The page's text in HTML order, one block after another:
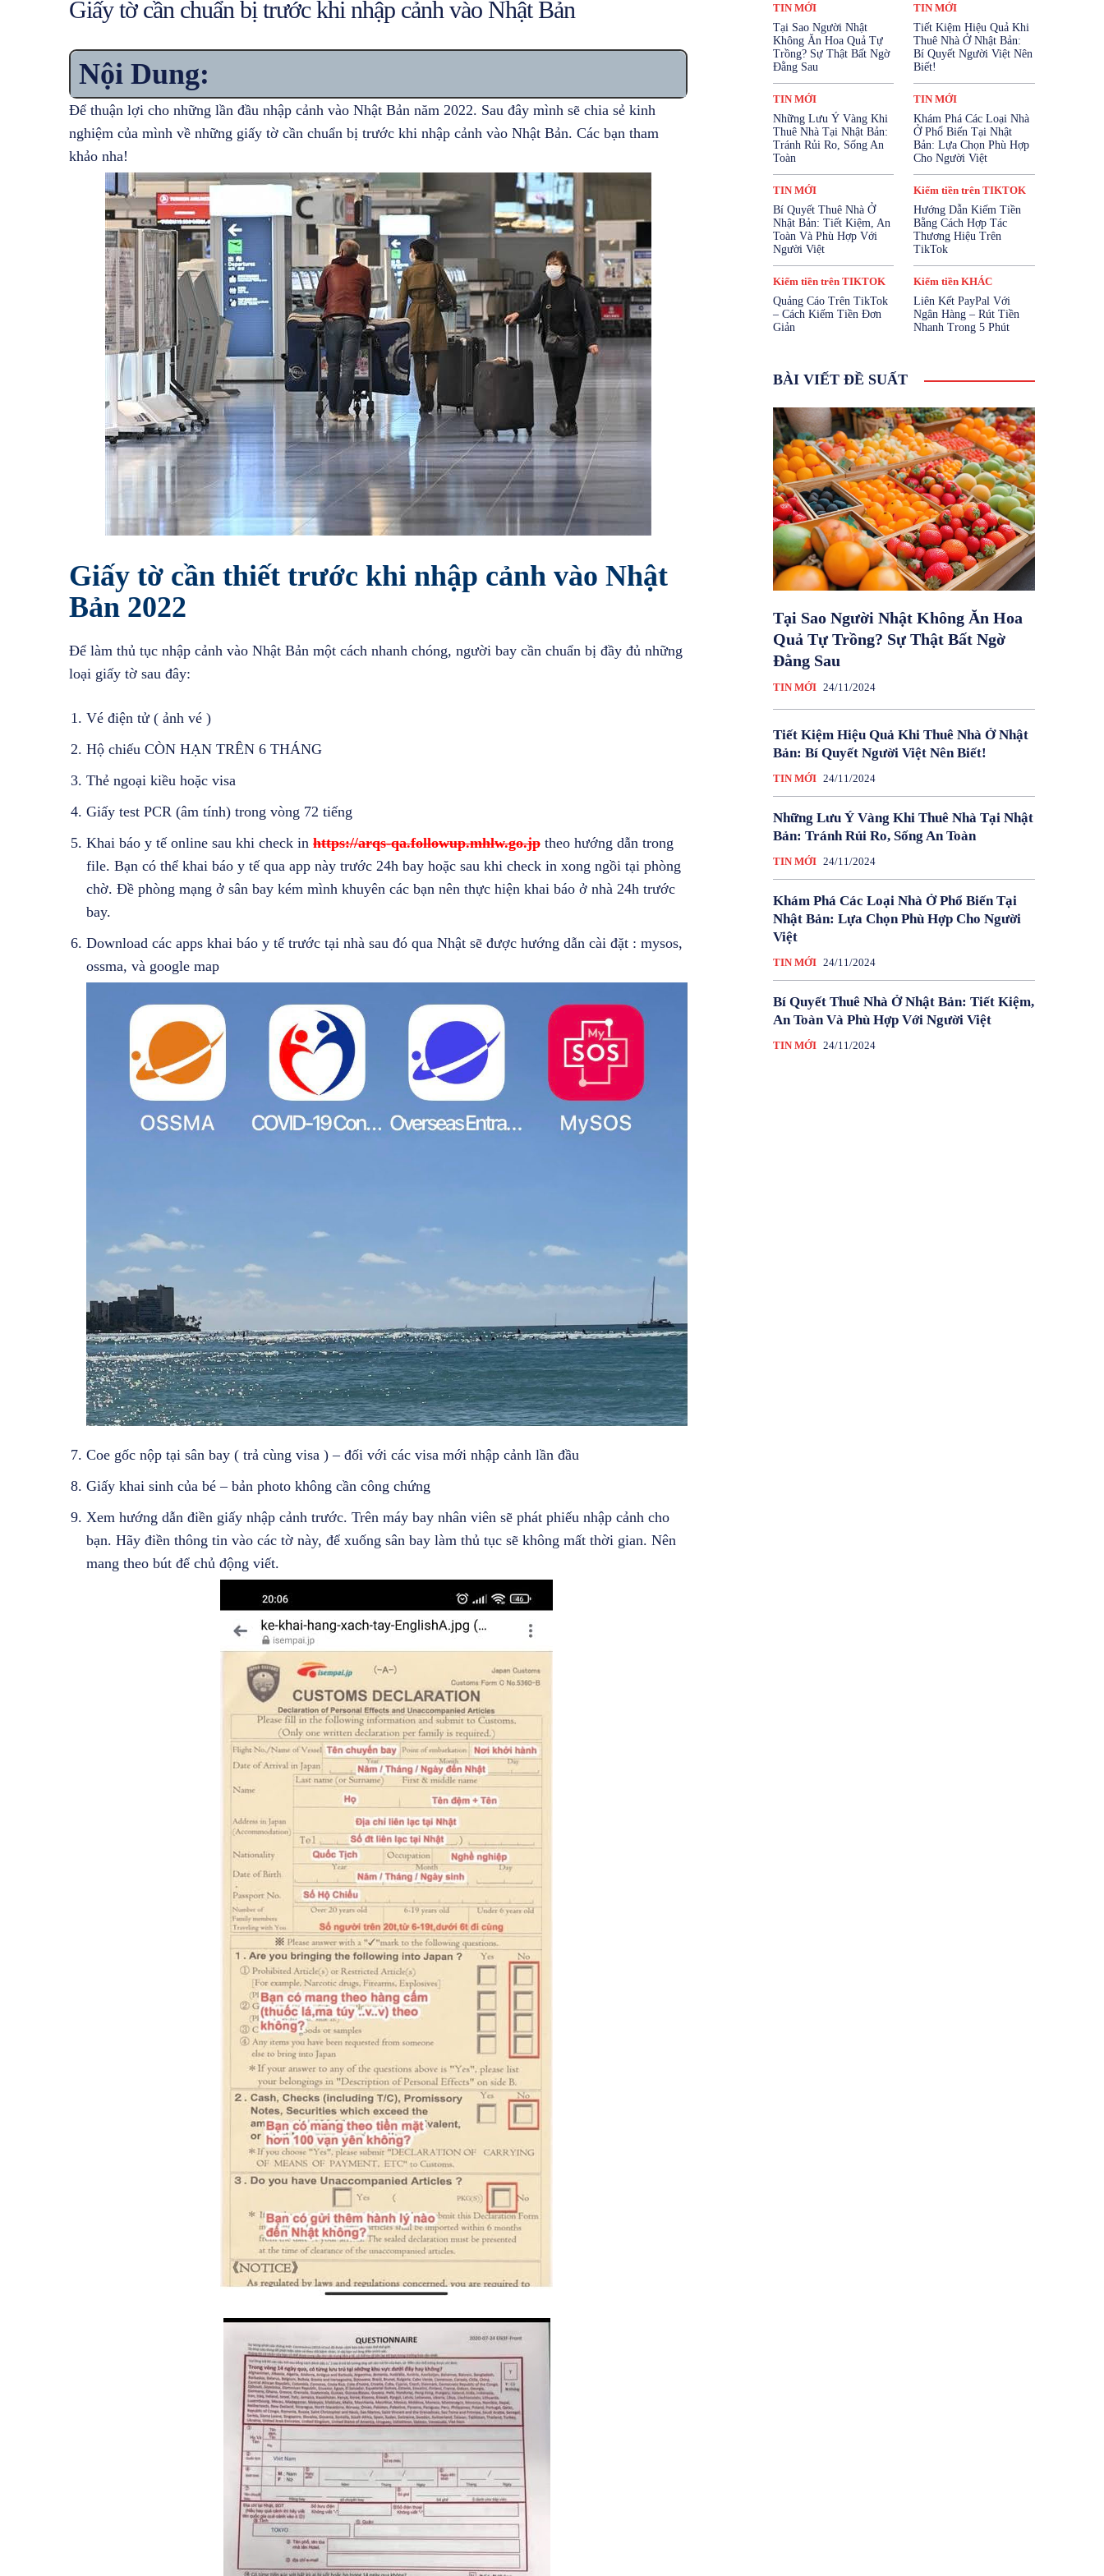
Giấy tờ cần chuẩn bị trước khi nhập cảnh vào Nhật Bản
Nội Dung:
Để thuận lợi cho những lần đầu nhập cảnh vào Nhật Bản năm 2022. Sau đây mình sẽ chia sẻ kinh
nghiệm của mình về những giấy tờ cần chuẩn bị trước khi nhập cảnh vào Nhật Bản. Các bạn tham
khảo nha!
Giấy tờ cần thiết trước khi nhập cảnh vào Nhật
Bản 2022
Để làm thủ tục nhập cảnh vào Nhật Bản một cách nhanh chóng, người bay cần chuẩn bị đầy đủ những
loại giấy tờ sau đây:
Vé điện tử ( ảnh vé )
Hộ chiếu CÒN HẠN TRÊN 6 THÁNG
Thẻ ngoại kiều hoặc visa
Giấy test PCR (âm tính) trong vòng 72 tiếng
Khai báo y tế online sau khi check in https://arqs-qa.followup.mhlw.go.jp theo hướng dẫn trong
file. Bạn có thể khai báo y tế qua app này trước 24h bay hoặc sau khi check in xong ngồi tại phòng
chờ. Đề phòng mạng ở sân bay kém mình khuyên các bạn nên thực hiện khai báo ở nhà 24h trước
bay.
Download các apps khai báo y tế trước tại nhà sau đó qua Nhật sẽ được hướng dẫn cài đặt : mysos,
ossma, và google map
Coe gốc nộp tại sân bay ( trả cùng visa ) – đối với các visa mới nhập cảnh lần đầu
Giấy khai sinh của bé – bản photo không cần công chứng
Xem hướng dẫn điền giấy nhập cảnh trước. Trên máy bay nhân viên sẽ phát phiếu nhập cảnh cho
bạn. Hãy điền thông tin vào các tờ này, để xuống sân bay làm thủ tục sẽ không mất thời gian. Nên
mang theo bút để chủ động viết.
TIN MỚI
Tại Sao Người Nhật
Không Ăn Hoa Quả Tự
Trồng? Sự Thật Bất Ngờ
Đằng Sau
TIN MỚI
Tiết Kiệm Hiệu Quả Khi
Thuê Nhà Ở Nhật Bản:
Bí Quyết Người Việt Nên
Biết!
TIN MỚI
Những Lưu Ý Vàng Khi
Thuê Nhà Tại Nhật Bản:
Tránh Rủi Ro, Sống An
Toàn
TIN MỚI
Khám Phá Các Loại Nhà
Ở Phổ Biến Tại Nhật
Bản: Lựa Chọn Phù Hợp
Cho Người Việt
TIN MỚI
Bí Quyết Thuê Nhà Ở
Nhật Bản: Tiết Kiệm, An
Toàn Và Phù Hợp Với
Người Việt
Kiếm tiền trên TIKTOK
Hướng Dẫn Kiếm Tiền
Bằng Cách Hợp Tác
Thương Hiệu Trên
TikTok
Kiếm tiền trên TIKTOK
Quảng Cáo Trên TikTok
– Cách Kiếm Tiền Đơn
Giản
Kiếm tiền KHÁC
Liên Kết PayPal Với
Ngân Hàng – Rút Tiền
Nhanh Trong 5 Phút
BÀI VIẾT ĐỀ SUẤT
Tại Sao Người Nhật Không Ăn Hoa
Quả Tự Trồng? Sự Thật Bất Ngờ
Đằng Sau
TIN MỚI 24/11/2024
Tiết Kiệm Hiệu Quả Khi Thuê Nhà Ở Nhật
Bản: Bí Quyết Người Việt Nên Biết!
TIN MỚI 24/11/2024
Những Lưu Ý Vàng Khi Thuê Nhà Tại Nhật
Bản: Tránh Rủi Ro, Sống An Toàn
TIN MỚI 24/11/2024
Khám Phá Các Loại Nhà Ở Phổ Biến Tại
Nhật Bản: Lựa Chọn Phù Hợp Cho Người
Việt
TIN MỚI 24/11/2024
Bí Quyết Thuê Nhà Ở Nhật Bản: Tiết Kiệm,
An Toàn Và Phù Hợp Với Người Việt
TIN MỚI 24/11/2024